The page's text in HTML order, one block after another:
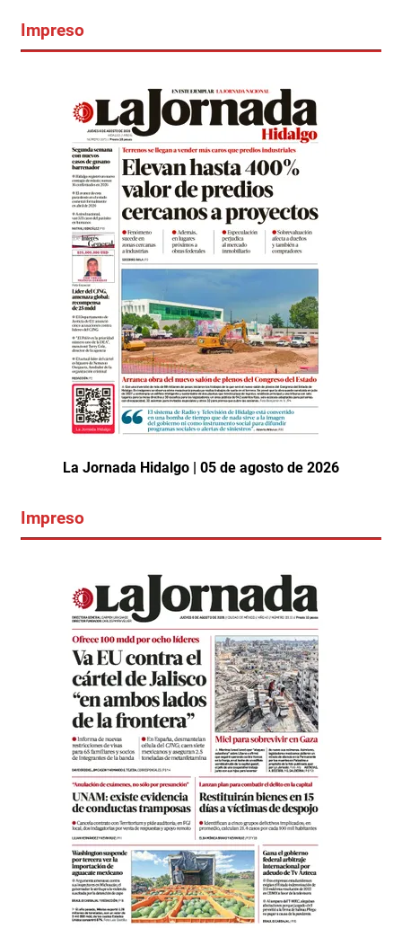
Impreso
La Jornada Hidalgo | 05 de agosto de 2026
Impreso